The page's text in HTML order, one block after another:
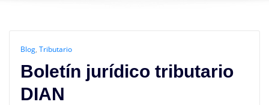
Blog, Tributario
Boletín jurídico tributario
DIAN